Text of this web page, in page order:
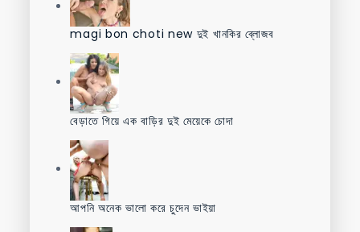
magi bon choti new দুই খানকির ব্লোজব
বেড়াতে গিয়ে এক বাড়ির দুই মেয়েকে চোদা
আপনি অনেক ভালো করে চুদেন ভাইয়া